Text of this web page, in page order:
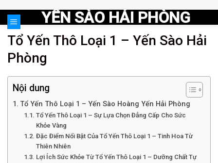
content
YẾN SÀO HẢI PHÒNG
Tổ Yến Thô Loại 1 – Yến Sào Hải
Phòng
Nội dung
Tổ Yến Thô Loại 1 – Yến Sào Hoàng Yến Hải Phòng
Tổ Yến Thô Loại 1 – Sự Lựa Chọn Đẳng Cấp Cho Sức
Khỏe Vàng
Đặc Điểm Nổi Bật Của Tổ Yến Thô Loại 1 – Tinh Hoa Từ
Thiên Nhiên
Lợi Ích Sức Khỏe Từ Tổ Yến Thô Loại 1 – Dưỡng Chất Tự